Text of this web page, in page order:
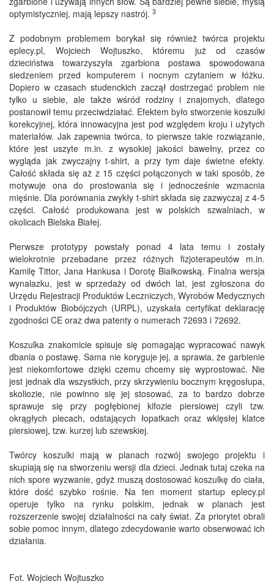
optymistyczniej, mają lepszy nastrój. 3
Z podobnym problemem borykał się również twórca projektu
eplecy.pl, Wojciech Wojtuszko, któremu już od czasów
dzieciństwa towarzyszyła zgarbiona postawa spowodowana
siedzeniem przed komputerem i nocnym czytaniem w łóżku.
Dopiero w czasach studenckich zaczął dostrzegać problem nie
tylko u siebie, ale także wśród rodziny i znajomych, dlatego
postanowił temu przeciwdziałać. Efektem było stworzenie koszulki
korekcyjnej, która innowacyjna jest pod względem kroju i użytych
materiałów. Jak zapewnia twórca, to pierwsze takie rozwiązanie,
które jest uszyte m.in. z wysokiej jakości bawełny, przez co
wygląda jak zwyczajny t-shirt, a przy tym daje świetne efekty.
Całość składa się aż z 15 części połączonych w taki sposób, że
motywuje ona do prostowania się i jednocześnie wzmacnia
mięśnie. Dla porównania zwykły t-shirt składa się zazwyczaj z 4-5
części. Całość produkowana jest w polskich szwalniach, w
okolicach Bielska Białej.
Pierwsze prototypy powstały ponad 4 lata temu i zostały
wielokrotnie przebadane przez różnych fizjoterapeutów m.in.
Kamilę Tittor, Jana Hankusa i Dorotę Białkowską. Finalna wersja
wynalazku, jest w sprzedaży od dwóch lat, jest zgłoszona do
Urzędu Rejestracji Produktów Leczniczych, Wyrobów Medycznych
i Produktów Biobójczych (URPL), uzyskała certyfikat deklarację
zgodności CE oraz dwa patenty o numerach 72693 i 72692.
Koszulka znakomicie spisuje się pomagając wypracować nawyk
dbania o postawę. Sama nie koryguje jej, a sprawia, że garbienie
jest niekomfortowe dzięki czemu chcemy się wyprostować. Nie
jest jednak dla wszystkich, przy skrzywieniu bocznym kręgosłupa,
skoliozie, nie powinno się jej stosować, za to bardzo dobrze
sprawuje się przy pogłębionej kifozie piersiowej czyli tzw.
okrągłych plecach, odstających łopatkach oraz wklęsłej klatce
piersiowej, tzw. kurzej lub szewskiej.
Twórcy koszulki mają w planach rozwój swojego projektu i
skupiają się na stworzeniu wersji dla dzieci. Jednak tutaj czeka na
nich spore wyzwanie, gdyż muszą dostosować koszulkę do ciała,
które dość szybko rośnie. Na ten moment startup eplecy.pl
operuje tylko na rynku polskim, jednak w planach jest
rozszerzenie swojej działalności na cały świat. Za priorytet obrali
sobie pomoc innym, dlatego zdecydowanie warto obserwować ich
działania.
Fot. Wojciech Wojtuszko